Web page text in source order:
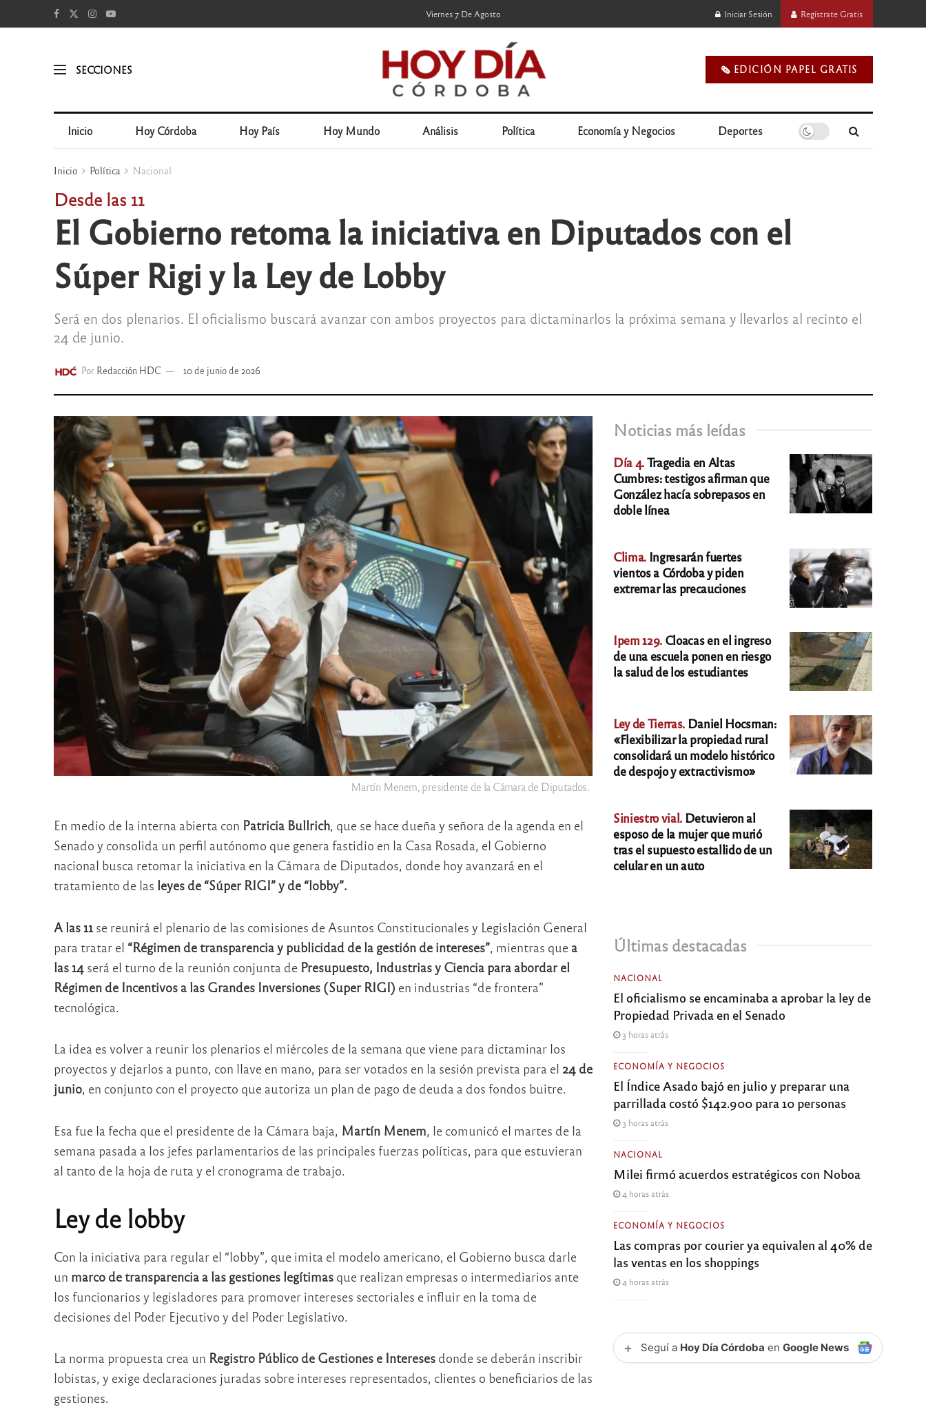
Viernes 7 De Agosto Iniciar Sesión Regístrate Gratis
SECCIONES 🗞️ EDICIÓN PAPEL GRATIS
Inicio Hoy Córdoba Hoy País Hoy Mundo Análisis Política Economía y Negocios Deportes
Inicio Política Nacional
Desde las 11
El Gobierno retoma la iniciativa en Diputados con el
Súper Rigi y la Ley de Lobby
Será en dos plenarios. El oficialismo buscará avanzar con ambos proyectos para dictaminarlos la próxima semana y llevarlos al recinto el
24 de junio.
Por Redacción HDC 10 de junio de 2026
Martín Menem, presidente de la Cámara de Diputados.
En medio de la interna abierta con Patricia Bullrich, que se hace dueña y señora de la agenda en el
Senado y consolida un perfil autónomo que genera fastidio en la Casa Rosada, el Gobierno
nacional busca retomar la iniciativa en la Cámara de Diputados, donde hoy avanzará en el
tratamiento de las leyes de “Súper RIGI” y de “lobby”.
A las 11se reunirá el plenario de las comisiones de Asuntos Constitucionales y Legislación General
para tratar el “Régimen de transparencia y publicidad de la gestión de intereses”, mientras que a
las 14será el turno de la reunión conjunta de Presupuesto, Industrias y Ciencia para abordar el
Régimen de Incentivos a las Grandes Inversiones (Super RIGI) en industrias “de frontera”
tecnológica.
La idea es volver a reunir los plenarios el miércoles de la semana que viene para dictaminar los
proyectos y dejarlos a punto, con llave en mano, para ser votados en la sesión prevista para el 24 de
junio, en conjunto con el proyecto que autoriza un plan de pago de deuda a dos fondos buitre.
Esa fue la fecha que el presidente de la Cámara baja, Martín Menem, le comunicó el martes de la
semana pasada a los jefes parlamentarios de las principales fuerzas políticas, para que estuvieran
al tanto de la hoja de ruta y el cronograma de trabajo.
Ley de lobby
Con la iniciativa para regular el “lobby”, que imita el modelo americano, el Gobierno busca darle
un marco de transparencia a las gestiones legítimasque realizan empresas o intermediarios ante
los funcionarios y legisladores para promover intereses sectoriales e influir en la toma de
decisiones del Poder Ejecutivo y del Poder Legislativo.
La norma propuesta crea un Registro Público de Gestiones e Interesesdonde se deberán inscribir
lobistas, y exige declaraciones juradas sobre intereses representados, clientes o beneficiarios de las
gestiones.
Noticias más leídas
Día 4.Tragedia en Altas
Cumbres: testigos afirman que
González hacía sobrepasos en
doble línea
Clima. Ingresarán fuertes
vientos a Córdoba y piden
extremar las precauciones
Ipem 129. Cloacas en el ingreso
de una escuela ponen en riesgo
la salud de los estudiantes
Ley de Tierras. Daniel Hocsman:
«Flexibilizar la propiedad rural
consolidará un modelo histórico
de despojo y extractivismo»
Siniestro vial. Detuvieron al
esposo de la mujer que murió
tras el supuesto estallido de un
celular en un auto
Últimas destacadas
NACIONAL
El oficialismo se encaminaba a aprobar la ley de
Propiedad Privada en el Senado
3 horas atrás
ECONOMÍA Y NEGOCIOS
El Índice Asado bajó en julio y preparar una
parrillada costó $142.900 para 10 personas
3 horas atrás
NACIONAL
Milei firmó acuerdos estratégicos con Noboa
4 horas atrás
ECONOMÍA Y NEGOCIOS
Las compras por courier ya equivalen al 40% de
las ventas en los shoppings
4 horas atrás
+ Seguí a Hoy Día Córdoba enGoogle News